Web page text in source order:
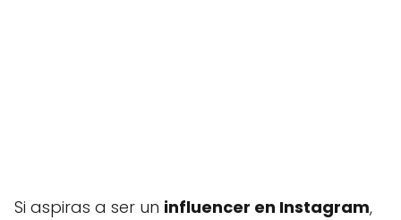
Si aspiras a ser un influencer en Instagram,